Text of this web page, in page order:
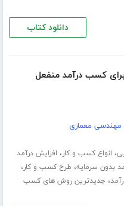
دانلود کتاب
کسب درآمد منفعل
معماری
، انواع کسب و کار، افزایش درآمد
بدون سرمایه، طرح کسب و کار،
، جدیدترین روش های کسب